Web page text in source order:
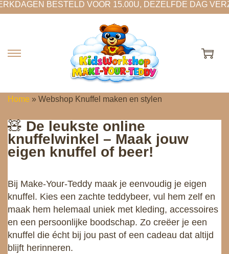
BESTELD VOOR 15.00U, DEZELFDE DAG VERZONDEN
G
a
n
a
r
n
a
g
a
t
i
e
G
a
n
a
r
d
e
h
o
u
d
Home » Webshop Knuffel maken en stylen
🧸 De leukste online
knuffelwinkel – Maak jouw
eigen knuffel of beer!
Bij Make-Your-Teddy maak je eenvoudig je eigen
knuffel. Kies een zachte teddybeer, vul hem zelf en
maak hem helemaal uniek met kleding, accessoires
en een persoonlijke boodschap. Zo creëer je een
knuffel die écht bij jou past of een cadeau dat altijd
blijft herinneren.